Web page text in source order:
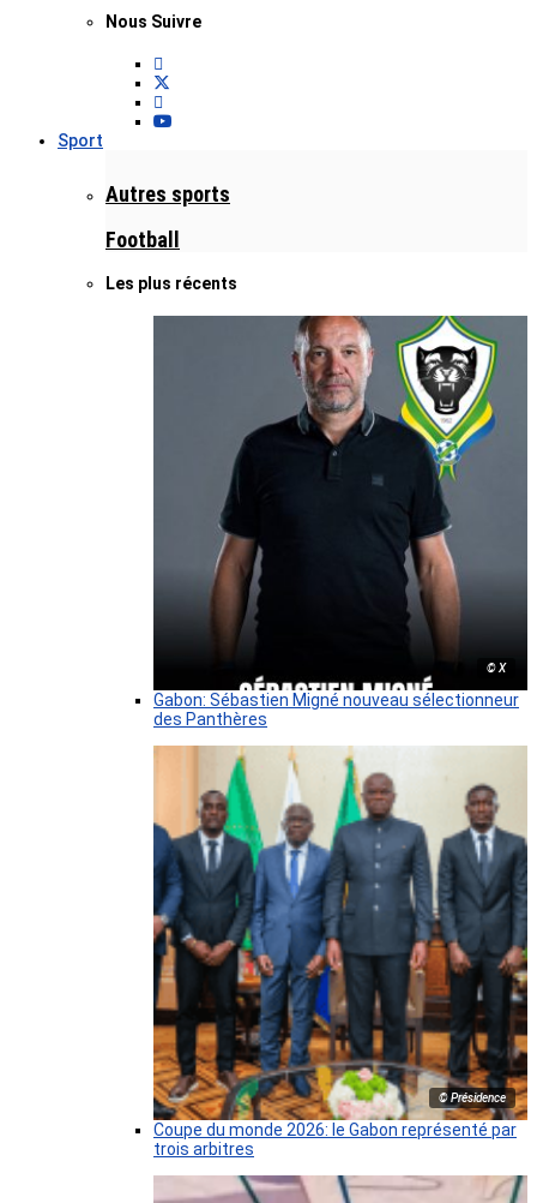
Nous Suivre
Sport
Autres sports
Football
Les plus récents
© X
Gabon: Sébastien Migné nouveau sélectionneur
des Panthères
© Présidence
Coupe du monde 2026: le Gabon représenté par
trois arbitres